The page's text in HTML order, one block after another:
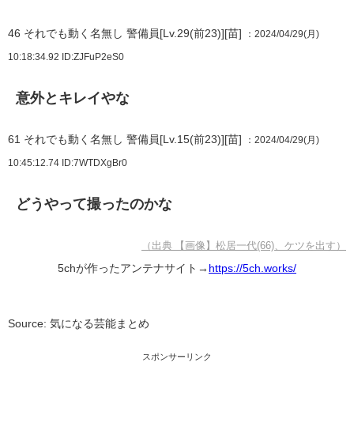
46 それでも動く名無し 警備員[Lv.29(前23)][苗] ：2024/04/29(月)
10:18:34.92 ID:ZJFuP2eS0
意外とキレイやな
61 それでも動く名無し 警備員[Lv.15(前23)][苗] ：2024/04/29(月)
10:45:12.74 ID:7WTDXgBr0
どうやって撮ったのかな
（出典 【画像】松居一代(66)、ケツを出す）
5chが作ったアンテナサイト→ https://5ch.works/
Source: 気になる芸能まとめ
スポンサーリンク